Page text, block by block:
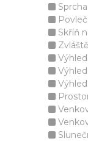
Sprcha
Skříň
Výhled